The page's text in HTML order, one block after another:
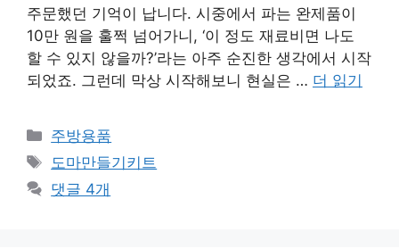
주문했던 기억이 납니다. 시중에서 파는 완제품이
10만 원을 훌쩍 넘어가니, ‘이 정도 재료비면 나도
할 수 있지 않을까?’라는 아주 순진한 생각에서 시작
되었죠. 그런데 막상 시작해보니 현실은 … 더 읽기
카
테
리
주방용품
태
그
도마만들기키트
댓글 4개